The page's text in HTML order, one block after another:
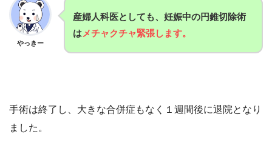
やっきー
産婦人科医としても、妊娠中の円錐切除術
はメチャクチャ緊張します。
手術は終了し、大きな合併症もなく１週間後に退院となり
ました。